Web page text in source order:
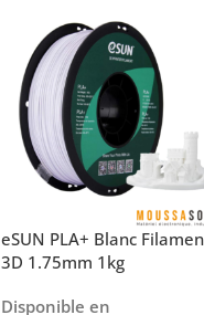
eSUN PLA+ Blanc
3D 1.75mm 1kg
Disponible en